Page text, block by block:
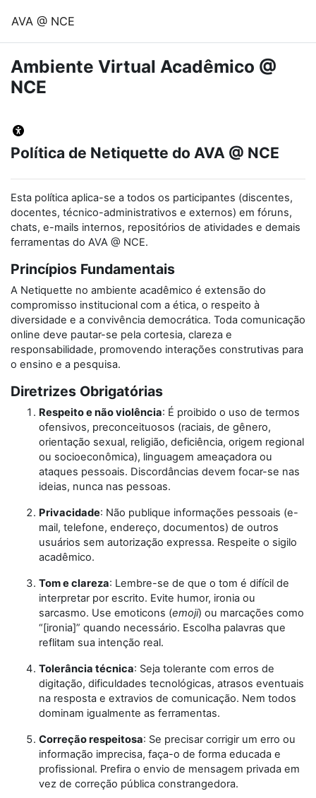
AVA @ NCE
Ambiente Virtual Acadêmico @
NCE
Política de Netiquette do AVA @ NCE
Esta política aplica-se a todos os participantes (discentes,
docentes, técnico-administrativos e externos) em fóruns,
chats, e-mails internos, repositórios de atividades e demais
ferramentas do AVA @ NCE.
Princípios Fundamentais
A Netiquette no ambiente acadêmico é extensão do
compromisso institucional com a ética, o respeito à
diversidade e a convivência democrática. Toda comunicação
online deve pautar-se pela cortesia, clareza e
responsabilidade, promovendo interações construtivas para
o ensino e a pesquisa.
Diretrizes Obrigatórias
Respeito e não violência: É proibido o uso de termos
ofensivos, preconceituosos (raciais, de gênero,
orientação sexual, religião, deficiência, origem regional
ou socioeconômica), linguagem ameaçadora ou
ataques pessoais. Discordâncias devem focar-se nas
ideias, nunca nas pessoas.
Privacidade: Não publique informações pessoais (e-
mail, telefone, endereço, documentos) de outros
usuários sem autorização expressa. Respeite o sigilo
acadêmico.
Tom e clareza: Lembre-se de que o tom é difícil de
interpretar por escrito. Evite humor, ironia ou
sarcasmo. Use emoticons (emoji) ou marcações como
“[ironia]” quando necessário. Escolha palavras que
reflitam sua intenção real.
Tolerância técnica: Seja tolerante com erros de
digitação, dificuldades tecnológicas, atrasos eventuais
na resposta e extravios de comunicação. Nem todos
dominam igualmente as ferramentas.
Correção respeitosa: Se precisar corrigir um erro ou
informação imprecisa, faça-o de forma educada e
profissional. Prefira o envio de mensagem privada em
vez de correção pública constrangedora.